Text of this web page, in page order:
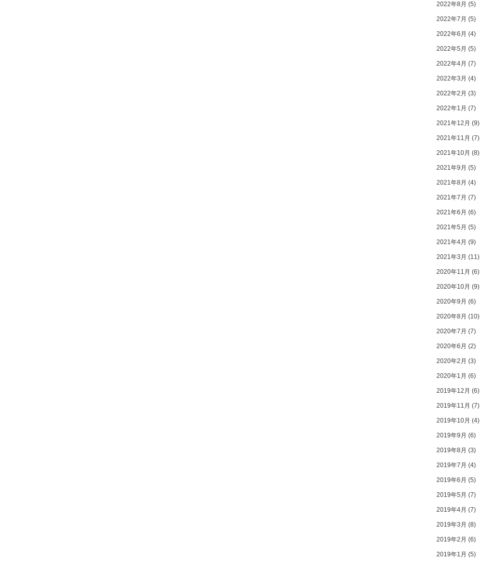
2022年8月 (5)
2022年7月 (5)
2022年6月 (4)
2022年5月 (5)
2022年4月 (7)
2022年3月 (4)
2022年2月 (3)
2022年1月 (7)
2021年12月 (9)
2021年11月 (7)
2021年10月 (8)
2021年9月 (5)
2021年8月 (4)
2021年7月 (7)
2021年6月 (6)
2021年5月 (5)
2021年4月 (9)
2021年3月 (11)
2020年11月 (6)
2020年10月 (9)
2020年9月 (6)
2020年8月 (10)
2020年7月 (7)
2020年6月 (2)
2020年2月 (3)
2020年1月 (6)
2019年12月 (6)
2019年11月 (7)
2019年10月 (4)
2019年9月 (6)
2019年8月 (3)
2019年7月 (4)
2019年6月 (5)
2019年5月 (7)
2019年4月 (7)
2019年3月 (8)
2019年2月 (6)
2019年1月 (5)